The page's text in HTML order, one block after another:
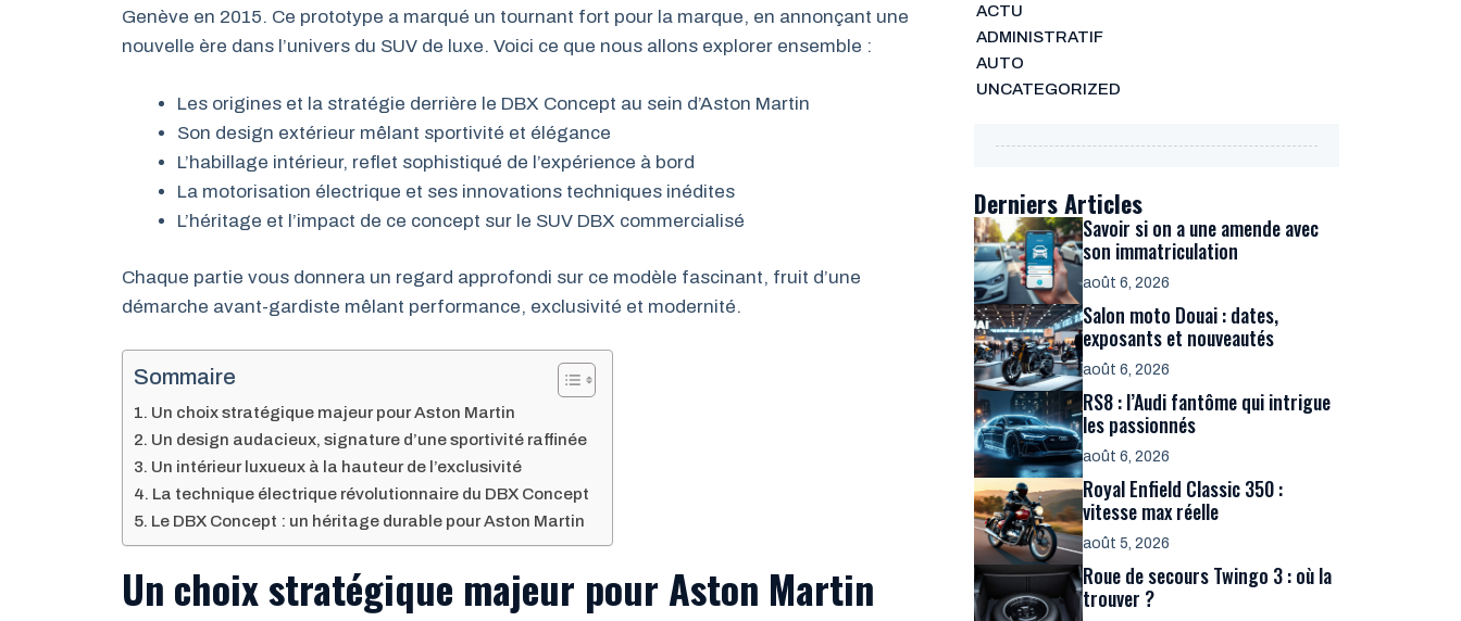
Genève en 2015. Ce prototype a marqué un tournant fort pour la marque, en annonçant une
nouvelle ère dans l’univers du SUV de luxe. Voici ce que nous allons explorer ensemble :
Les origines et la stratégie derrière le DBX Concept au sein d’Aston Martin
Son design extérieur mêlant sportivité et élégance
L’habillage intérieur, reflet sophistiqué de l’expérience à bord
La motorisation électrique et ses innovations techniques inédites
L’héritage et l’impact de ce concept sur le SUV DBX commercialisé
Chaque partie vous donnera un regard approfondi sur ce modèle fascinant, fruit d’une
démarche avant-gardiste mêlant performance, exclusivité et modernité.
Sommaire
Un choix stratégique majeur pour Aston Martin
Un design audacieux, signature d’une sportivité raffinée
Un intérieur luxueux à la hauteur de l’exclusivité
La technique électrique révolutionnaire du DBX Concept
Le DBX Concept : un héritage durable pour Aston Martin
Un choix stratégique majeur pour Aston Martin
ACTU
ADMINISTRATIF
AUTO
UNCATEGORIZED
Derniers Articles
Savoir si on a une amende avec
son immatriculation
août 6, 2026
Salon moto Douai : dates,
exposants et nouveautés
août 6, 2026
RS8 : l’Audi fantôme qui intrigue
les passionnés
août 6, 2026
Royal Enfield Classic 350 :
vitesse max réelle
août 5, 2026
Roue de secours Twingo 3 : où la
trouver ?